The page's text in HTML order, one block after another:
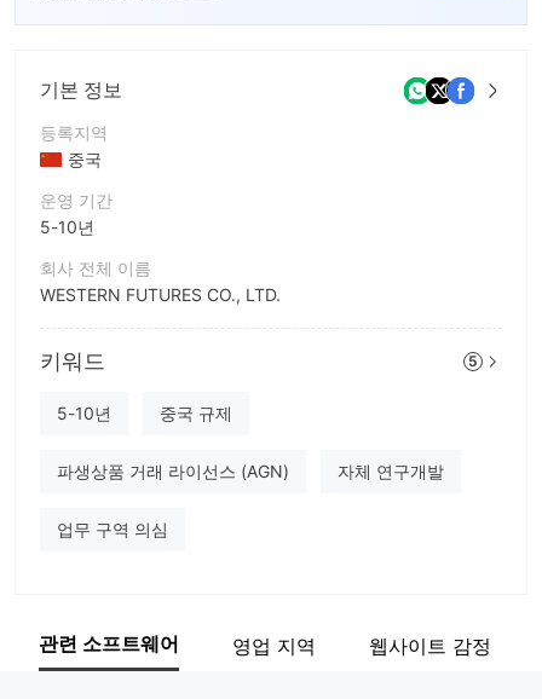
기본 정보
등록지역
중국
운영 기간
5-10년
회사 전체 이름
WESTERN FUTURES CO., LTD.
회사 약칭
WESTERN
기업 직원
키워드 5
5-10년 중국 규제
파생상품 거래 라이선스 (AGN) 자체 연구개발
업무 구역 의심
관련 소프트웨어 영업 지역 웹사이트 감정